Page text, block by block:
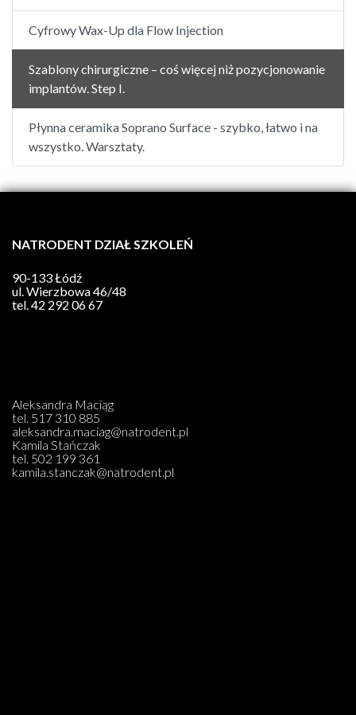
Cyfrowy Wax-Up dla Flow Injection
Szablony chirurgiczne – coś więcej niż pozycjonowanie
implantów. Step I.
Płynna ceramika Soprano Surface - szybko, łatwo i na
wszystko. Warsztaty.
NATRODENT DZIAŁ SZKOLEŃ
90-133 Łódź
ul. Wierzbowa 46/48
tel.42 292 06 67
Aleksandra Maciąg
tel. 517 310 885
aleksandra.maciag@natrodent.pl
Kamila Stańczak
tel. 502 199 361
kamila.stanczak@natrodent.pl